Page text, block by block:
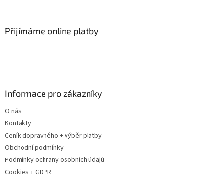
Přijímáme online platby
Informace pro zákazníky
O nás
Kontakty
Ceník dopravného + výběr platby
Obchodní podmínky
Podmínky ochrany osobních údajů
Cookies + GDPR